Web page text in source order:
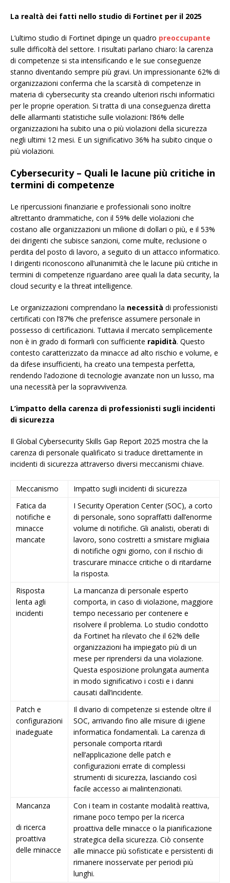
La realtà dei fatti nello studio di Fortinet per il 2025
L’ultimo studio di Fortinet dipinge un quadro preoccupante
sulle difficoltà del settore. I risultati parlano chiaro: la carenza
di competenze si sta intensificando e le sue conseguenze
stanno diventando sempre più gravi. Un impressionante 62% di
organizzazioni conferma che la scarsità di competenze in
materia di cybersecurity sta creando ulteriori rischi informatici
per le proprie operation. Si tratta di una conseguenza diretta
delle allarmanti statistiche sulle violazioni: l’86% delle
organizzazioni ha subito una o più violazioni della sicurezza
negli ultimi 12 mesi. E un significativo 36% ha subito cinque o
più violazioni.
Cybersecurity – Quali le lacune più critiche in
termini di competenze
Le ripercussioni finanziarie e professionali sono inoltre
altrettanto drammatiche, con il 59% delle violazioni che
costano alle organizzazioni un milione di dollari o più, e il 53%
dei dirigenti che subisce sanzioni, come multe, reclusione o
perdita del posto di lavoro, a seguito di un attacco informatico.
I dirigenti riconoscono all’unanimità che le lacune più critiche in
termini di competenze riguardano aree quali la data security, la
cloud security e la threat intelligence.
Le organizzazioni comprendano la necessità di professionisti
certificati con l’87% che preferisce assumere personale in
possesso di certificazioni. Tuttavia il mercato semplicemente
non è in grado di formarli con sufficiente rapidità. Questo
contesto caratterizzato da minacce ad alto rischio e volume, e
da difese insufficienti, ha creato una tempesta perfetta,
rendendo l’adozione di tecnologie avanzate non un lusso, ma
una necessità per la sopravvivenza.
L’impatto della carenza di professionisti sugli incidenti
di sicurezza
Il Global Cybersecurity Skills Gap Report 2025 mostra che la
carenza di personale qualificato si traduce direttamente in
incidenti di sicurezza attraverso diversi meccanismi chiave.
Meccanismo
Impatto sugli incidenti di sicurezza
Fatica da
notifiche e
minacce
mancate
I Security Operation Center (SOC), a corto
di personale, sono sopraffatti dall’enorme
volume di notifiche. Gli analisti, oberati di
lavoro, sono costretti a smistare migliaia
di notifiche ogni giorno, con il rischio di
trascurare minacce critiche o di ritardarne
la risposta.
Risposta
lenta agli
incidenti
La mancanza di personale esperto
comporta, in caso di violazione, maggiore
tempo necessario per contenere e
risolvere il problema. Lo studio condotto
da Fortinet ha rilevato che il 62% delle
organizzazioni ha impiegato più di un
mese per riprendersi da una violazione.
Questa esposizione prolungata aumenta
in modo significativo i costi e i danni
causati dall’incidente.
Patch e
configurazioni
inadeguate
Il divario di competenze si estende oltre il
SOC, arrivando fino alle misure di igiene
informatica fondamentali. La carenza di
personale comporta ritardi
nell’applicazione delle patch e
configurazioni errate di complessi
strumenti di sicurezza, lasciando così
facile accesso ai malintenzionati.
Mancanza
di ricerca
proattiva
delle minacce
Con i team in costante modalità reattiva,
rimane poco tempo per la ricerca
proattiva delle minacce o la pianificazione
strategica della sicurezza. Ciò consente
alle minacce più sofisticate e persistenti di
rimanere inosservate per periodi più
lunghi.